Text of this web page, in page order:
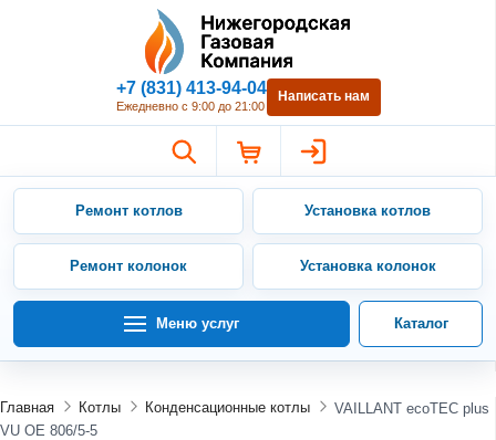
Нижегородская Газовая
+7 (831) 413-94-04
Ежедневно с 9:00 до 21:00
Написать нам
Ремонт котлов Установка котлов
Ремонт колонок Установка колонок
Меню услуг Каталог
Главная Котлы Конденсационные котлы
VAILLANT ecoTEC plus
VU OE 806/5-5